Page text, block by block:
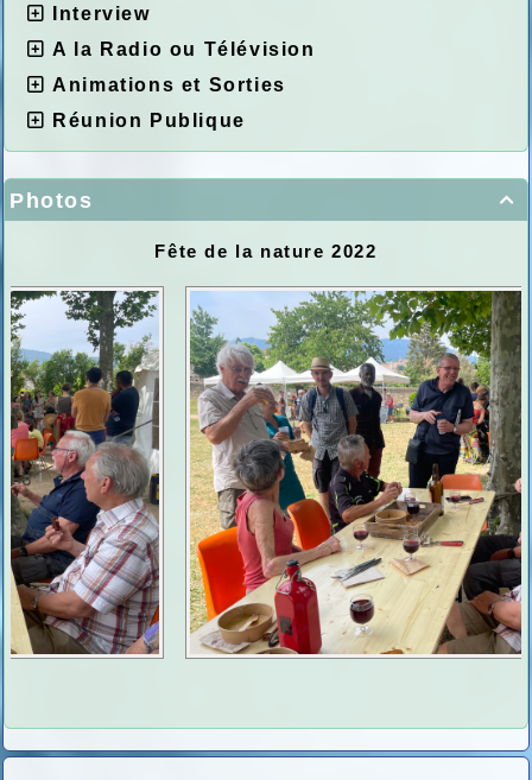
Interview
A la Radio ou Télévision
Animations et Sorties
Réunion Publique

Photos
Fête de la nature 2022